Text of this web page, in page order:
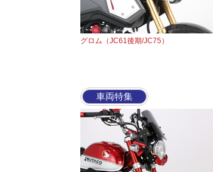
グロム（JC61後期/JC75）
車両特集